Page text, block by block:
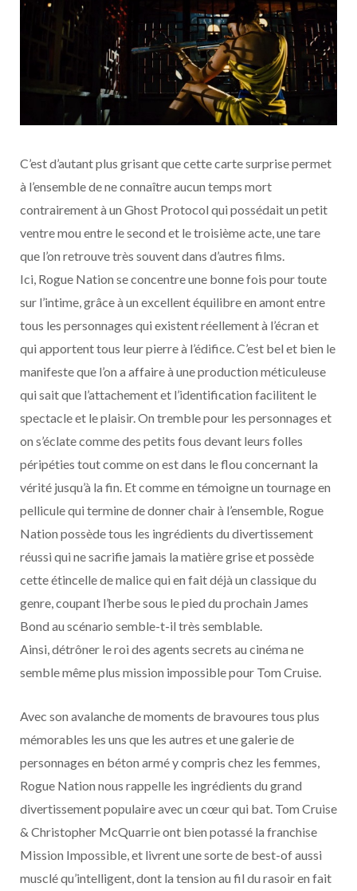
C’est d’autant plus grisant que cette carte surprise permet
à l’ensemble de ne connaître aucun temps mort
contrairement à un Ghost Protocol qui possédait un petit
ventre mou entre le second et le troisième acte, une tare
que l’on retrouve très souvent dans d’autres films.
Ici, Rogue Nation se concentre une bonne fois pour toute
sur l’intime, grâce à un excellent équilibre en amont entre
tous les personnages qui existent réellement à l’écran et
qui apportent tous leur pierre à l’édifice. C’est bel et bien le
manifeste que l’on a affaire à une production méticuleuse
qui sait que l’attachement et l’identification facilitent le
spectacle et le plaisir. On tremble pour les personnages et
on s’éclate comme des petits fous devant leurs folles
péripéties tout comme on est dans le flou concernant la
vérité jusqu’à la fin. Et comme en témoigne un tournage en
pellicule qui termine de donner chair à l’ensemble, Rogue
Nation possède tous les ingrédients du divertissement
réussi qui ne sacrifie jamais la matière grise et possède
cette étincelle de malice qui en fait déjà un classique du
genre, coupant l’herbe sous le pied du prochain James
Bond au scénario semble-t-il très semblable.
Ainsi, détrôner le roi des agents secrets au cinéma ne
semble même plus mission impossible pour Tom Cruise.
Avec son avalanche de moments de bravoures tous plus
mémorables les uns que les autres et une galerie de
personnages en béton armé y compris chez les femmes,
Rogue Nation nous rappelle les ingrédients du grand
divertissement populaire avec un cœur qui bat. Tom Cruise
& Christopher McQuarrie ont bien potassé la franchise
Mission Impossible, et livrent une sorte de best-of aussi
musclé qu’intelligent, dont la tension au fil du rasoir en fait